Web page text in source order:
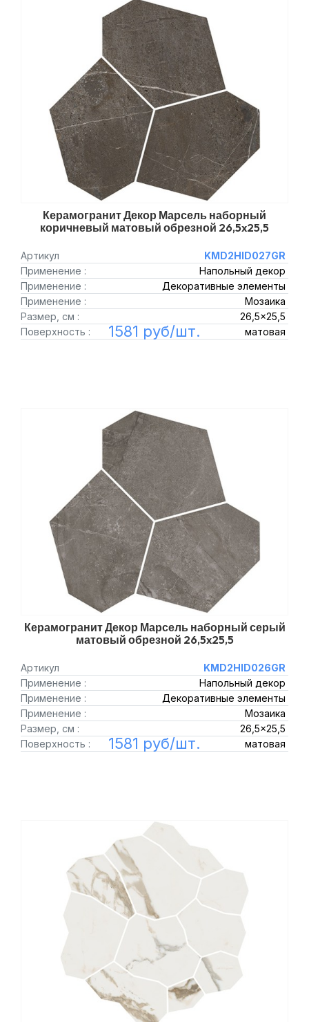
Керамогранит Декор Марсель наборный
коричневый матовый обрезной 26,5x25,5
Артикул
KMD2HID027GR
Применение :
Напольный декор
Применение :
Декоративные элементы
Применение :
Мозаика
Размер, см :
26,5x25,5
Поверхность :
матовая
1581 руб/шт.
Керамогранит Декор Марсель наборный серый
матовый обрезной 26,5x25,5
Артикул
KMD2HID026GR
Применение :
Напольный декор
Применение :
Декоративные элементы
Применение :
Мозаика
Размер, см :
26,5x25,5
Поверхность :
матовая
1581 руб/шт.